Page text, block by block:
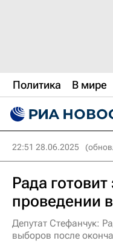
Политика В мире
22:51 28.06.2025
Рада
проведении
Депутат Стефанчук:
выборов после